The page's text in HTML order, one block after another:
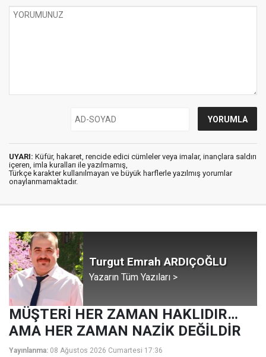
UYARI: Küfür, hakaret, rencide edici cümleler veya imalar, inançlara saldırı
içeren, imla kuralları ile yazılmamış,
Türkçe karakter kullanılmayan ve büyük harflerle yazılmış yorumlar
onaylanmamaktadır.
Turgut Emrah ARDIÇOĞLU
Yazarın Tüm Yazıları >
MÜŞTERİ HER ZAMAN HAKLIDIR…
AMA HER ZAMAN NAZİK DEĞİLDİR
Yayınlanma: 08 Ağustos 2026 Cumartesi 17:36